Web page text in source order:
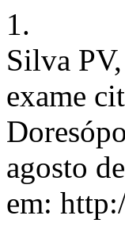
1.
Silva
exame
agosto
em: